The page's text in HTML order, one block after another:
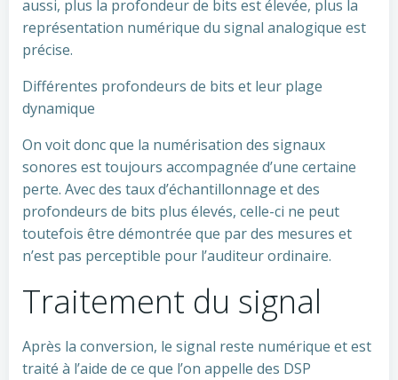
aussi, plus la profondeur de bits est élevée, plus la
représentation numérique du signal analogique est
précise.
Différentes profondeurs de bits et leur plage
dynamique
On voit donc que la numérisation des signaux
sonores est toujours accompagnée d’une certaine
perte. Avec des taux d’échantillonnage et des
profondeurs de bits plus élevés, celle-ci ne peut
toutefois être démontrée que par des mesures et
n’est pas perceptible pour l’auditeur ordinaire.
Traitement du signal
Après la conversion, le signal reste numérique et est
traité à l’aide de ce que l’on appelle des DSP